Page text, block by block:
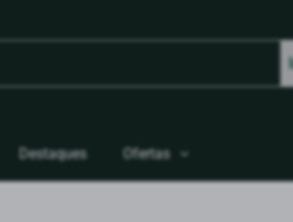
Destaques Ofertas